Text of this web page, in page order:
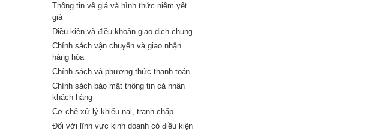
Thông tin về giá và hình thức niêm yết
giá
Điều kiện và điều khoản giao dịch chung
Chính sách vận chuyển và giao nhận
hàng hóa
Chính sách và phương thức thanh toán
Chính sách bảo mật thông tin cá nhân
khách hàng
Cơ chế xử lý khiếu nại, tranh chấp
Đối với lĩnh vực kinh doanh có điều kiện